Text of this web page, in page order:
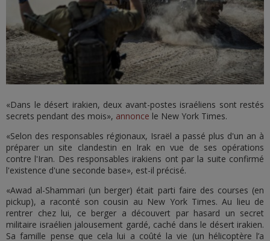
«Dans le désert irakien, deux avant-postes israéliens sont restés
secrets pendant des mois», annonce le New York Times.
«Selon des responsables régionaux, Israël a passé plus d'un an à
préparer un site clandestin en Irak en vue de ses opérations
contre l'Iran. Des responsables irakiens ont par la suite confirmé
l'existence d'une seconde base», est-il précisé.
«Awad al-Shammari (un berger) était parti faire des courses (en
pickup), a raconté son cousin au New York Times. Au lieu de
rentrer chez lui, ce berger a découvert par hasard un secret
militaire israélien jalousement gardé, caché dans le désert irakien.
Sa famille pense que cela lui a coûté la vie (un hélicoptère l’a